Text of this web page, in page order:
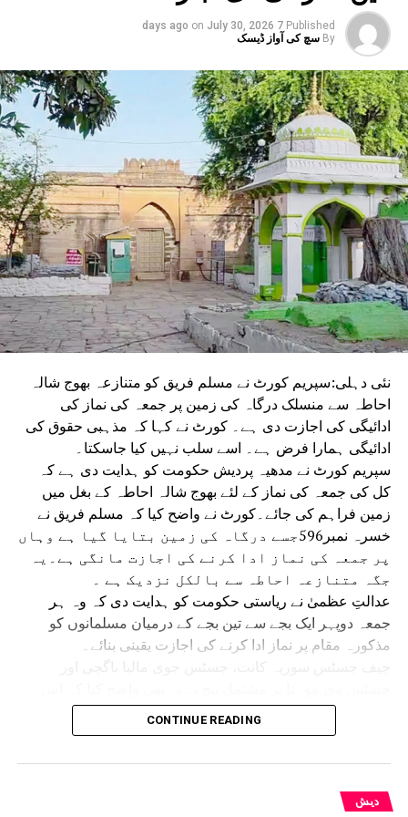
انتظامیہ الرٹ ہے۔
Published
7 days ago
on July 30, 2026
By سچ کی آواز ڈیسک
نئی دہلی:سپریم کورٹ نے مسلم فریق کو متنازعہ بھوج شالہ
احاطہ سے منسلک درگاہ کی زمین پر جمعہ کی نماز کی
ادائیگی کی اجازت دی ہے۔ کورٹ نے کہا کہ مذہبی حقوق کی
ادائیگی ہمارا فرض ہے۔ اسے سلب نہیں کیا جاسکتا۔
سپریم کورٹ نے مدھیہ پردیش حکومت کو ہدایت دی ہے کہ
کل کی جمعہ کی نماز کے لئے بھوج شالہ احاطہ کے بغل میں
زمین فراہم کی جائے۔کورٹ نے واضح کیا کہ مسلم فریق نے
خسرہ نمبر596جسے درگاہ کی زمین بتایا گیا ہے وہاں
پر جمعہ کی نماز ادا کرنے کی اجازت مانگی ہے۔یہ
جگہ متنازعہ احاطہ سے بالکل نزدیک ہے ۔
عدالتِ عظمیٰ نے ریاستی حکومت کو ہدایت دی کہ وہ ہر
جمعہ دوپہر ایک بجے سے تین بجے کے درمیان مسلمانوں کو
مذکورہ مقام پر نماز ادا کرنے کی اجازت یقینی بنائے۔
حکم سے ریاستی حکومت اور مسلم فریق باہمی رضامندی سے
جمعہ کی نماز کے لیے کسی متبادل مقام پر غور کرنے سے
دوپہر ایک بجے سے تین بجے کے درمیان نماز کے لیے متنازع مقام
CONTINUE READING
دیش